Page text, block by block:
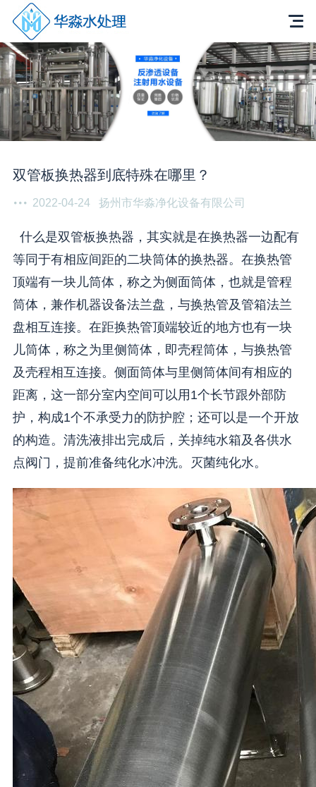
双管板换热器到底特殊在哪里？
2022-04-24 扬州市华淼净化设备有限公司
什么是双管板换热器，其实就是在换热器一边配有
等同于有相应间距的二块筒体的换热器。在换热管
顶端有一块儿筒体，称之为侧面筒体，也就是管程
筒体，兼作机器设备法兰盘，与换热管及管箱法兰
盘相互连接。在距换热管顶端较近的地方也有一块
儿筒体，称之为里侧筒体，即壳程筒体，与换热管
及壳程相互连接。侧面筒体与里侧筒体间有相应的
距离，这一部分室内空间可以用1个长节跟外部防
护，构成1个不承受力的防护腔；还可以是一个开放
的构造。清洗液排出完成后，关掉纯水箱及各供水
点阀门，提前准备纯化水冲洗。灭菌纯化水。